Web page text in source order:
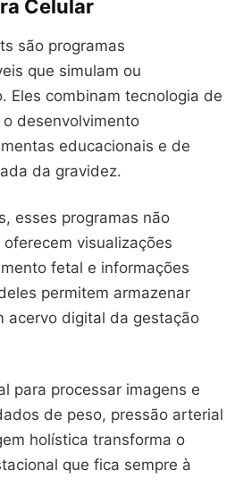
Celular
são programas
que simulam ou
Eles combinam tecnologia de
desenvolvimento
educacionais e de
da gravidez.
esses programas não
visualizações
fetal e informações
permitem armazenar
acervo digital da gestação
para processar imagens e
de peso, pressão arterial
holística transforma o
que fica sempre à